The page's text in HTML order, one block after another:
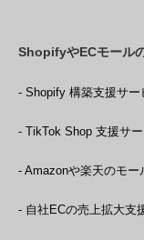
ShopifyやECモール
- Shopify 構築支援サー
- TikTok Shop 支援サー
- Amazonや楽天のモー
- 自社ECの売上拡大支